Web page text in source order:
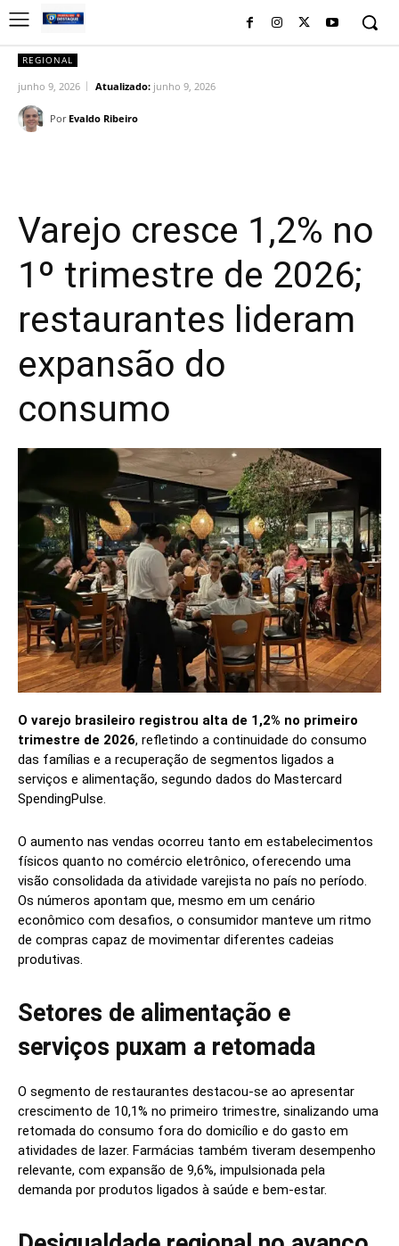
REGIONAL
junho 9, 2026 Atualizado: junho 9, 2026
Por Evaldo Ribeiro
Varejo cresce 1,2% no
1º trimestre de 2026;
restaurantes lideram
expansão do
consumo
O varejo brasileiro registrou alta de 1,2% no primeiro
trimestre de 2026, refletindo a continuidade do consumo
das famílias e a recuperação de segmentos ligados a
serviços e alimentação, segundo dados do Mastercard
SpendingPulse.
O aumento nas vendas ocorreu tanto em estabelecimentos
físicos quanto no comércio eletrônico, oferecendo uma
visão consolidada da atividade varejista no país no período.
Os números apontam que, mesmo em um cenário
econômico com desafios, o consumidor manteve um ritmo
de compras capaz de movimentar diferentes cadeias
produtivas.
Setores de alimentação e
serviços puxam a retomada
O segmento de restaurantes destacou-se ao apresentar
crescimento de 10,1% no primeiro trimestre, sinalizando uma
retomada do consumo fora do domicílio e do gasto em
atividades de lazer. Farmácias também tiveram desempenho
relevante, com expansão de 9,6%, impulsionada pela
demanda por produtos ligados à saúde e bem-estar.